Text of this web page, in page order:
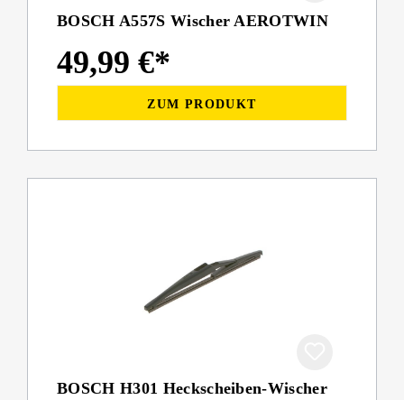
BOSCH A557S Wischer AEROTWIN
49,99 €*
ZUM PRODUKT
BOSCH H301 Heckscheiben-Wischer